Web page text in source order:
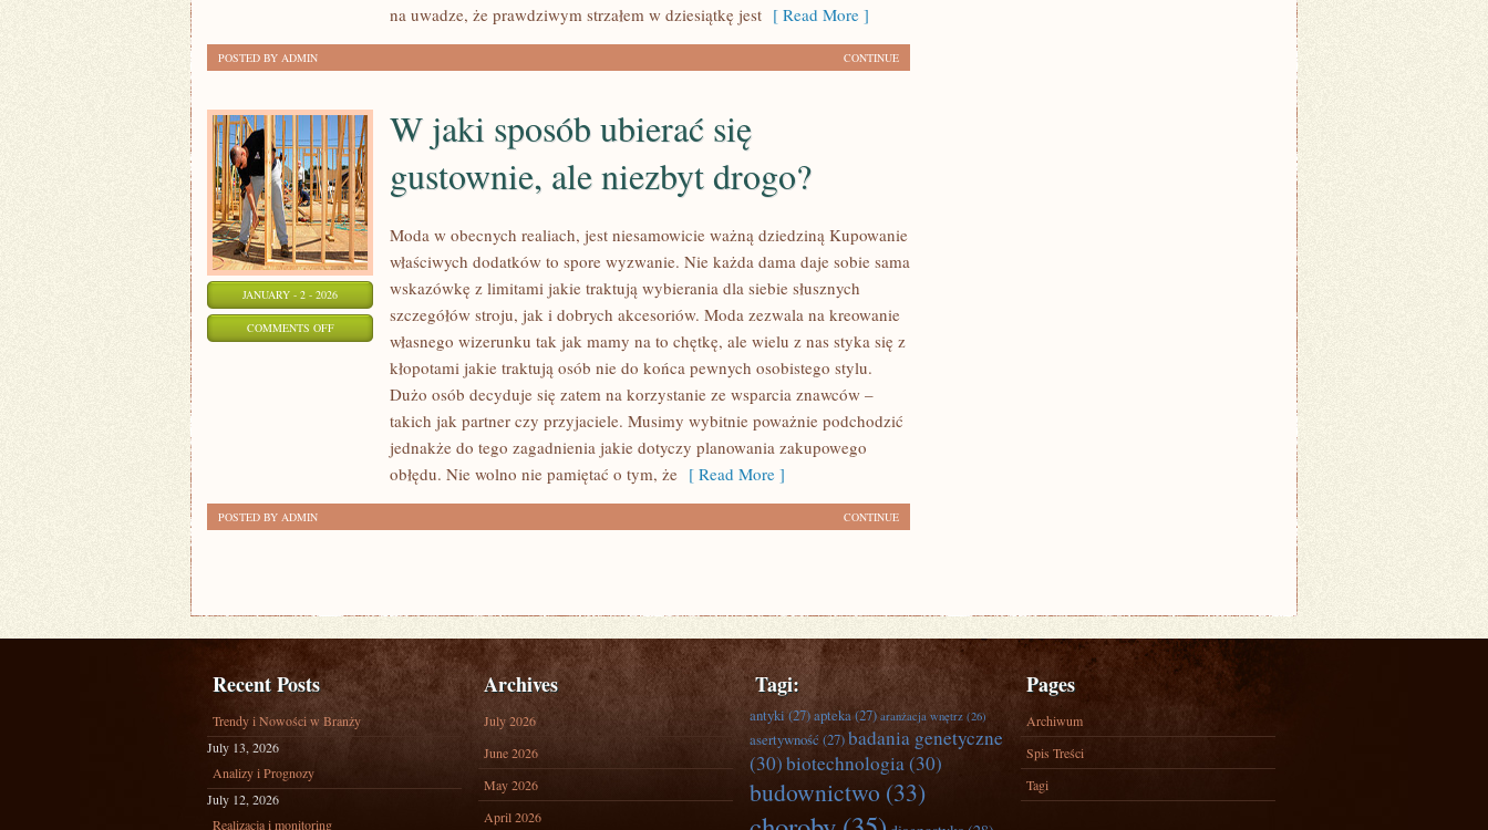
na uwadze, że prawdziwym strzałem w dziesiątkę jest [ Read More ]
CONTINUE
POSTED BY ADMIN
JANUARY - 2 - 2026
COMMENTS OFFON
W jaki sposób ubierać się
gustownie, ale niezbyt drogo?
Moda w obecnych realiach, jest niesamowicie ważną dziedziną Kupowanie
właściwych dodatków to spore wyzwanie. Nie każda dama daje sobie sama
wskazówkę z limitami jakie traktują wybierania dla siebie słusznych
szczegółów stroju, jak i dobrych akcesoriów. Moda zezwala na kreowanie
własnego wizerunku tak jak mamy na to chętkę, ale wielu z nas styka się z
kłopotami jakie traktują osób nie do końca pewnych osobistego stylu.
Dużo osób decyduje się zatem na korzystanie ze wsparcia znawców –
takich jak partner czy przyjaciele. Musimy wybitnie poważnie podchodzić
jednakże do tego zagadnienia jakie dotyczy planowania zakupowego
obłędu. Nie wolno nie pamiętać o tym, że [ Read More ]
CONTINUE
POSTED BY ADMIN
Recent Posts
Trendy i Nowości w Branży
July 13, 2026
Analizy i Prognozy
July 12, 2026
Realizacja i monitoring
Archives
July 2026
June 2026
May 2026
April 2026
Tagi:
antyki(27)apteka(27) aranżacja wnętrz (26)
asertywność (27)badania genetyczne
(30)biotechnologia(30)
budownictwo (33)
Pages
Archiwum
Spis Treści
Tagi